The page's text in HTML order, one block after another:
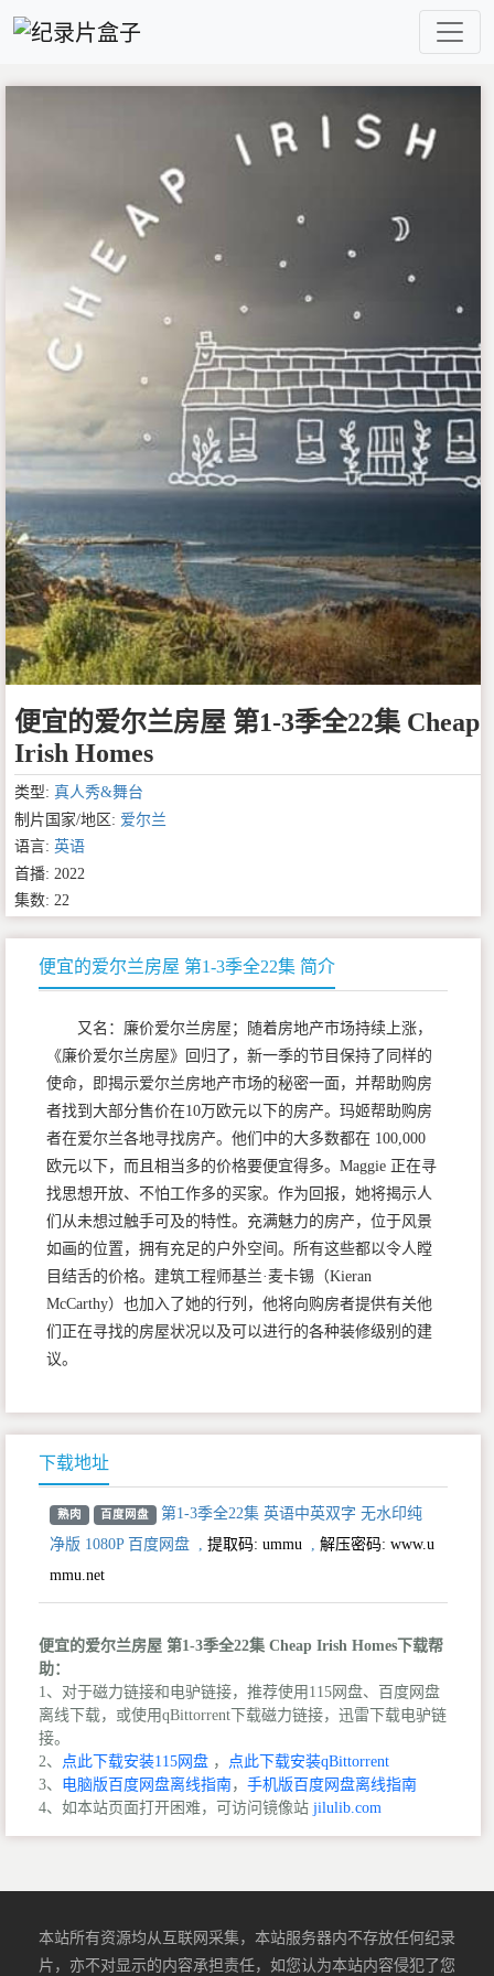
便宜的爱尔兰房屋 第1-3季全22集 Cheap
Irish Homes
类型: 真人秀&舞台
制片国家/地区: 爱尔兰
语言: 英语
首播: 2022
集数: 22
便宜的爱尔兰房屋 第1-3季全22集 简介
又名：廉价爱尔兰房屋；随着房地产市场持续上涨，
《廉价爱尔兰房屋》回归了，新一季的节目保持了同样的
使命，即揭示爱尔兰房地产市场的秘密一面，并帮助购房
者找到大部分售价在10万欧元以下的房产。玛姬帮助购房
者在爱尔兰各地寻找房产。他们中的大多数都在 100,000
欧元以下，而且相当多的价格要便宜得多。Maggie 正在寻
找思想开放、不怕工作多的买家。作为回报，她将揭示人
们从未想过触手可及的特性。充满魅力的房产，位于风景
如画的位置，拥有充足的户外空间。所有这些都以令人瞠
目结舌的价格。建筑工程师基兰·麦卡锡（Kieran
McCarthy）也加入了她的行列，他将向购房者提供有关他
们正在寻找的房屋状况以及可以进行的各种装修级别的建
议。
下载地址
熟肉 百度网盘
第1-3季全22集 英语中英双字 无水印纯
净版 1080P 百度网盘
提取码: ummu
解压密码: www.u
mmu.net
便宜的爱尔兰房屋 第1-3季全22集 Cheap Irish Homes下载帮
助：
1、对于磁力链接和电驴链接，推荐使用115网盘、百度网盘
离线下载，或使用qBittorrent下载磁力链接，迅雷下载电驴链
接。
2、
点此下载安装115网盘 ，
点此下载安装qBittorrent
3、
电脑版百度网盘离线指南， 手机版百度网盘离线指南
4、如本站页面打开困难，可访问镜像站 jilulib.com
本站所有资源均从互联网采集，本站服务器内不存放任何纪录
片，亦不对显示的内容承担责任，如您认为本站内容侵犯了您